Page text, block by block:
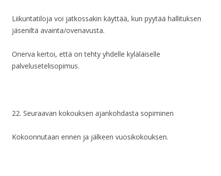
Liikuntatiloja voi jatkossakin käyttää, kun pyytää hallituksen
jäseniltä avainta/ovenavusta.
Onerva kertoi, että on tehty yhdelle kyläläiselle
palvelusetelisopimus.
22. Seuraavan kokouksen ajankohdasta sopiminen
Kokoonnutaan ennen ja jälkeen vuosikokouksen.